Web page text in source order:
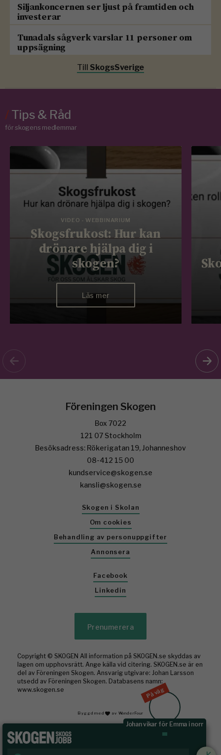
Siljankoncernen ser ljust på framtiden och
investerar
Tunadals sågverk varslar 11 personer om
uppsägning
Till SkogsSverige
/Tips & Råd
för skogens medlemmar
VIDEO - WEBBINARIUM
Skogsfrukost: Hur kan
drönare hjälpa dig i
skogen?
Läs mer
På väg
Johan vikar för Emma i norr
Föreningen Skogen
Box 7022
121 07 Stockholm
Besöksadress: Rökerigatan 19, Johanneshov
08-412 15 00
kundservice@skogen.se
kansli@skogen.se
Skogen i Skolan
Om cookies
Behandling av personuppgifter
Annonsera
Facebook
Linkedin
Prenumerera
Copyright © SKOGEN All information på SKOGEN.se skyddas av
lagen om upphovsrätt. Ange källa vid citering. SKOGEN.se är en
del av Föreningen Skogen. Ansvarig utgivare: Johan Larsson
utsedd av Föreningen Skogen. Databasens namn:
www.skogen.se
Byggd med av WonderFour